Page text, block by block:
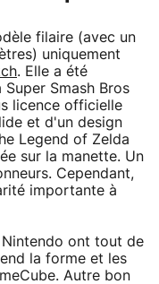
filaire (avec un
uniquement
. Elle a été
Smash Bros
licence officielle
et d'un design
Legend of Zelda
sur la manette. Un
Cependant,
importante à
ont tout de
la forme et les
Autre bon